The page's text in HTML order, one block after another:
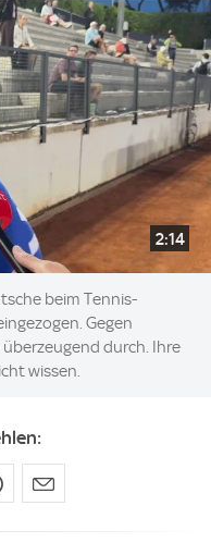
2:14
beim Tennis-
Gegen
durch. Ihre
wissen.